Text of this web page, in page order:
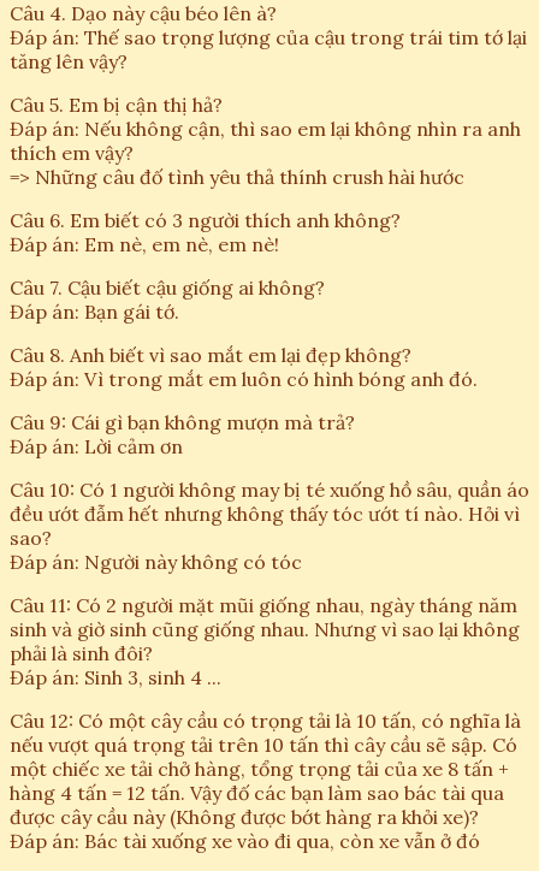
Câu 4. Dạo này cậu béo lên à?
Đáp án: Thế sao trọng lượng của cậu trong trái tim tớ lại
tăng lên vậy?
Câu 5. Em bị cận thị hả?
Đáp án: Nếu không cận, thì sao em lại không nhìn ra anh
thích em vậy?
=> Những câu đố tình yêu thả thính crush hài hước
Câu 6. Em biết có 3 người thích anh không?
Đáp án: Em nè, em nè, em nè!
Câu 7. Cậu biết cậu giống ai không?
Đáp án: Bạn gái tớ.
Câu 8. Anh biết vì sao mắt em lại đẹp không?
Đáp án: Vì trong mắt em luôn có hình bóng anh đó.
Câu 9: Cái gì bạn không mượn mà trả?
Đáp án: Lời cảm ơn
Câu 10: Có 1 người không may bị té xuống hồ sâu, quần áo
đều ướt đẫm hết nhưng không thấy tóc ướt tí nào. Hỏi vì
sao?
Đáp án: Người này không có tóc
Câu 11: Có 2 người mặt mũi giống nhau, ngày tháng năm
sinh và giờ sinh cũng giống nhau. Nhưng vì sao lại không
phải là sinh đôi?
Đáp án: Sinh 3, sinh 4 ...
Câu 12: Có một cây cầu có trọng tải là 10 tấn, có nghĩa là
nếu vượt quá trọng tải trên 10 tấn thì cây cầu sẽ sập. Có
một chiếc xe tải chở hàng, tổng trọng tải của xe 8 tấn +
hàng 4 tấn = 12 tấn. Vậy đố các bạn làm sao bác tài qua
được cây cầu này (Không được bớt hàng ra khỏi xe)?
Đáp án: Bác tài xuống xe vào đi qua, còn xe vẫn ở đó